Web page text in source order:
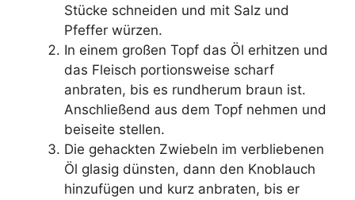
Stücke schneiden und mit Salz und
Pfeffer würzen.
In einem großen Topf das Öl erhitzen und
das Fleisch portionsweise scharf
anbraten, bis es rundherum braun ist.
Anschließend aus dem Topf nehmen und
beiseite stellen.
Die gehackten Zwiebeln im verbliebenen
Öl glasig dünsten, dann den Knoblauch
hinzufügen und kurz anbraten, bis er